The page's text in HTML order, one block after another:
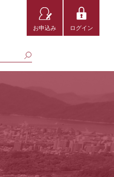
お申込み ログイン